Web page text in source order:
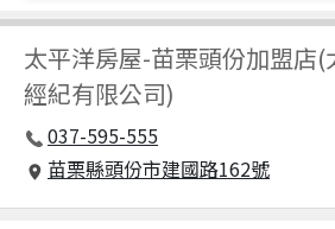
太平洋房屋-苗栗頭份加盟店
經紀有限公司)
037-595-555
苗栗縣頭份市建國路162號